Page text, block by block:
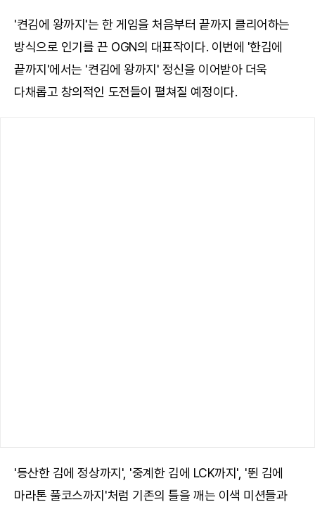
'켠김에 왕까지'는 한 게임을 처음부터 끝까지 클리어하는
방식으로 인기를 끈 OGN의 대표작이다. 이번에 '한김에
끝까지'에서는 '켠김에 왕까지' 정신을 이어받아 더욱
다채롭고 창의적인 도전들이 펼쳐질 예정이다.
'등산한 김에 정상까지', '중계한 김에 LCK까지', '뛴 김에
마라톤 풀코스까지'처럼 기존의 틀을 깨는 이색 미션들과